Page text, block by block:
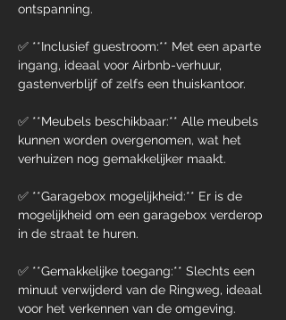
ontspanning.
✅ **Inclusief guestroom:** Met een aparte
ingang, ideaal voor Airbnb-verhuur,
gastenverblijf of zelfs een thuiskantoor.
✅ **Meubels beschikbaar:** Alle meubels
kunnen worden overgenomen, wat het
verhuizen nog gemakkelijker maakt.
✅ **Garagebox mogelijkheid:** Er is de
mogelijkheid om een garagebox verderop
in de straat te huren.
✅ **Gemakkelijke toegang:** Slechts een
minuut verwijderd van de Ringweg, ideaal
voor het verkennen van de omgeving.